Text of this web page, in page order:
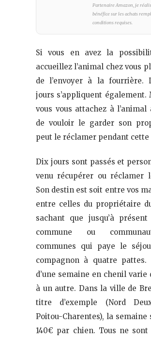
Partenaire Amazon, je
bénéfice sur les achats
conditions requises.
Si vous en avez la
accueillez l’animal chez vous
de l’envoyer à la fourrière.
jours s’appliquent également.
vous vous attachez à l’animal
de vouloir le garder son
peut le réclamer pendant cette
Dix jours sont passés et
venu récupérer ou réclamer
Son destin est soit entre vos
entre celles du propriétaire
sachant que jusqu’à présent
commune ou
communes qui paye le
compagnon à quatre
d’une semaine en chenil varie
à un autre. Dans la ville de
titre d’exemple (Nord
Poitou-Charentes), la semaine
140€ par chien. Tous ne sont